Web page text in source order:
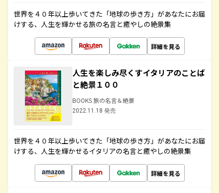
世界を４０年以上歩いてきた「地球の歩き方」があなたにお届
けする、人生を輝かせる旅の名言と癒やしの絶景集
詳細を見る
人生を楽しみ尽くすイタリアのことば
と絶景１００
BOOKS 旅の名言＆絶景
2022.11.18 発売
世界を４０年以上歩いてきた「地球の歩き方」があなたにお届
けする、人生を輝かせるイタリアの名言と癒やしの絶景集
詳細を見る